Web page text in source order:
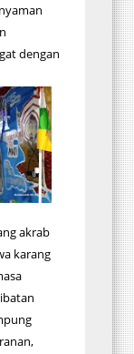
dengan
akrab
karang